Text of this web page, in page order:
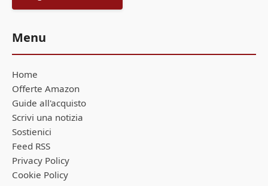
Menu
Home
Offerte Amazon
Guide all'acquisto
Scrivi una notizia
Sostienici
Feed RSS
Privacy Policy
Cookie Policy